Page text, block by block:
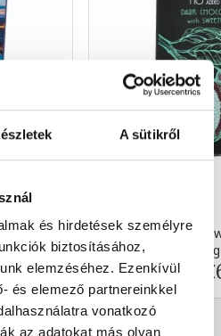
A sütikről
és hirdetések személyre
biztosításához,
elemzéséhez. Ezenkívül
és elemező partnereinkkel
vonatkozó
az adatokat más olyan
Dark chocolate
90 g